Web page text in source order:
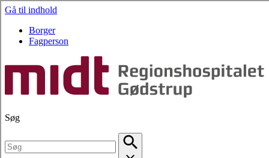
Gå til indhold
Borger
Fagperson
Søg